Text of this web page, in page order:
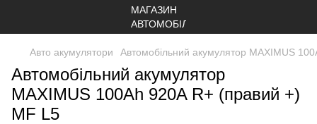
Авто акумулятори Автомобільний акумулятор MAXIMUS
Автомобільний акумулятор
MAXIMUS 100Ah 920A R+ (правий +)
MF L5